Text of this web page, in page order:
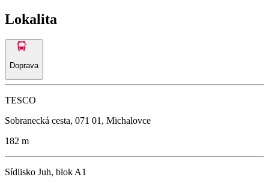
Lokalita
Doprava
TESCO
Sobranecká cesta, 071 01, Michalovce
182 m
Sídlisko Juh, blok A1